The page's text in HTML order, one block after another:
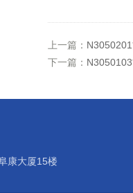
上一篇：
下一篇：
康大厦15楼